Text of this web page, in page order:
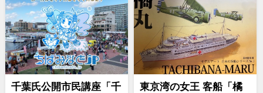
千葉氏公開市民講座「千
東京湾の女王 客船「橘